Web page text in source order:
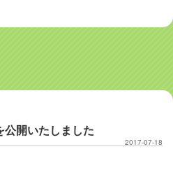
開いたしました
2017-07-18